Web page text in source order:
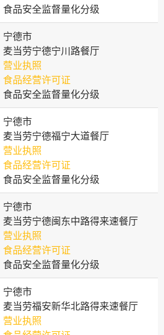
食品安全监督量化分级
宁德市
麦当劳宁德宁川路餐厅
营业执照
食品经营许可证
食品安全监督量化分级
宁德市
麦当劳宁德福宁大道餐厅
营业执照
食品经营许可证
食品安全监督量化分级
宁德市
麦当劳宁德闽东中路得来速餐厅
营业执照
食品经营许可证
食品安全监督量化分级
宁德市
麦当劳福安新华北路得来速餐厅
营业执照